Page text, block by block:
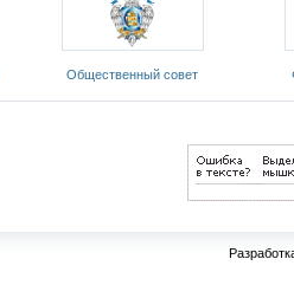
Общественный совет
Министерства образования и